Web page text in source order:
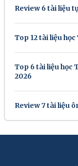
Review 6 tài liệu
Top 12 tài liệu
Top 6 tài liệu học
2026
Review 7 tài liệu